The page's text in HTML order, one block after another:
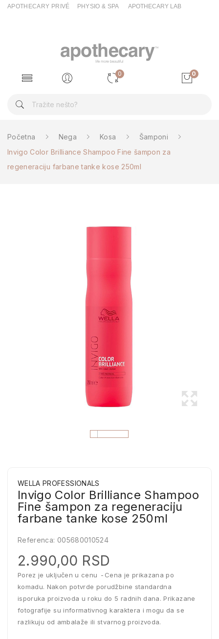
APOTHECARY PRIVÉ PHYSIO & SPA APOTHECARY LAB
0 0
Početna Nega Kosa
Šamponi
Invigo Color Brilliance Shampoo Fine šampon za
regeneraciju farbane tanke kose 250ml
WELLA PROFESSIONALS
Invigo Color Brilliance Shampoo
Fine šampon za regeneraciju
farbane tanke kose 250ml
Referenca: 005680010524
2.990,00 RSD
Porez je uključen u cenu
Cena je prikazana po
komadu. Nakon potvrde porudžbine standardna
isporuka proizvoda u roku do 5 radnih dana. Prikazane
fotografije su informativnog karaktera i mogu da se
razlikuju od ambalaže ili stvarnog proizvoda.